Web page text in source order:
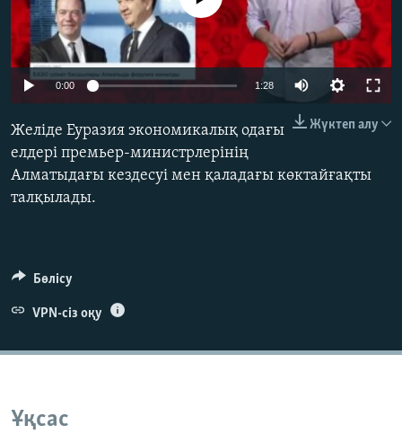
Русский
ЖАЗЫЛЫҢЫЗ
Басқа тілдерде
0:00 1:28
Жүктеп алу
Желіде Еуразия экономикалық одағы
елдері премьер-министрлерінің
Алматыдағы кездесуі мен қаладағы көктайғақты
талқылады.
Бөлісу
VPN-сіз оқу
Ұқсас